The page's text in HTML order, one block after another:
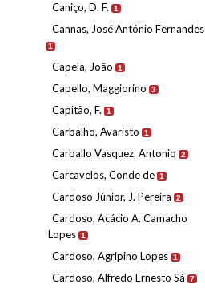
Caniço, D. F. 1
Cannas, José António Fernandes
1
Capela, João 1
Capello, Maggiorino 3
Capitão, F. 1
Carbalho, Avaristo 1
Carballo Vasquez, Antonio 2
Carcavelos, Conde de 1
Cardoso Júnior, J. Pereira 2
Cardoso, Acácio A. Camacho
Lopes 1
Cardoso, Agripino Lopes 1
Cardoso, Alfredo Ernesto Sá 7